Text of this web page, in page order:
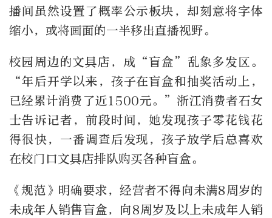
播间虽然设置了概率公示板块，却刻意将字体
缩小，或将画面的一半移出直播视野。
校园周边的文具店，成“盲盒”乱象多发区。
“年后开学以来，孩子在盲盒和抽奖活动上，
已经累计消费了近1500元。”浙江消费者石女
士告诉记者，前段时间，她发现孩子零花钱花
得很快，一番调查后发现，孩子放学后总喜欢
在校门口文具店排队购买各种盲盒。
《规范》明确要求，经营者不得向未满8周岁的
未成年人销售盲盒，向8周岁及以上未成年人销